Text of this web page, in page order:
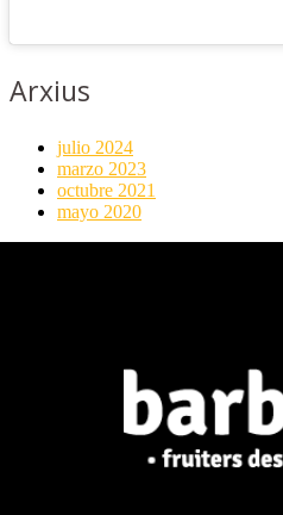
Arxius
julio 2024
marzo 2023
octubre 2021
mayo 2020